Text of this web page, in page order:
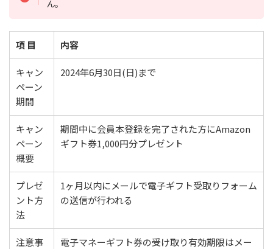
ん。
項 目 内容
キャン
ペーン
期間
2024年6月30日(日)まで
キャン
ペーン
概要
期間中に会員本登録を完了された方にAmazon
ギフト券1,000円分プレゼント
プレゼ
ント方
法
1ヶ月以内にメールで電子ギフト受取りフォーム
の送信が行われる
注意事
電子マネーギフト券の受け取り有効期限はメー